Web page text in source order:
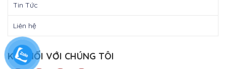
Tin Tức
Liên hệ
KẾT NỐI VỚI CHÚNG TÔI